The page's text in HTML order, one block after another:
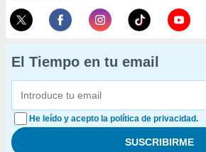
El Tiempo en tu email
He leído y acepto la política de privacidad.